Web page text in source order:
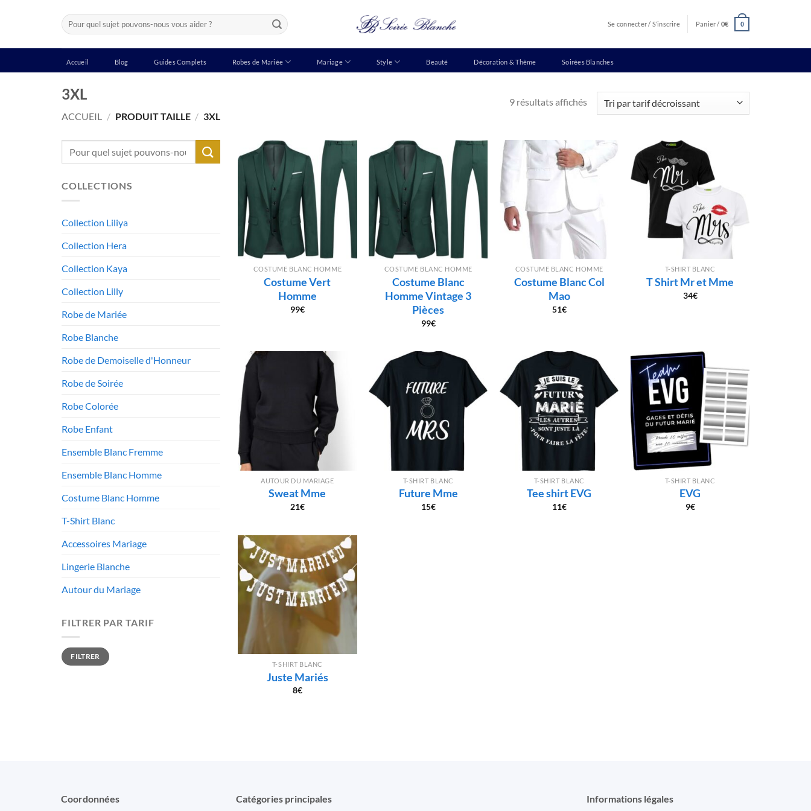
Recherche
pour :
Se connecter / S’inscrire Panier / 0€ 0
Accueil Blog Guides Complets Robes de Mariée Mariage Style Beauté Décoration & Thème Soirées Blanches
3XL
ACCUEIL / PRODUIT TAILLE / 3XL
9 résultats affichésTrié
par
décroissant
COLLECTIONS
Collection Liliya
Collection Hera
Collection Kaya
Collection Lilly
Robe de Mariée
Robe Blanche
Robe de Demoiselle d'Honneur
Robe de Soirée
Robe Colorée
Robe Enfant
Ensemble Blanc Fremme
Ensemble Blanc Homme
Costume Blanc Homme
T-Shirt Blanc
Accessoires Mariage
Lingerie Blanche
Autour du Mariage
FILTRER PAR TARIF
Prix
min
Prix
maxFILTRER
COSTUME BLANC HOMME
Costume Vert
Homme
99€
COSTUME BLANC HOMME
Costume Blanc
Homme Vintage 3
Pièces
99€
COSTUME BLANC HOMME
Costume Blanc Col
Mao
51€
T-SHIRT BLANC
T Shirt Mr et Mme
34€
AUTOUR DU MARIAGE
Sweat Mme
21€
T-SHIRT BLANC
Future Mme
15€
T-SHIRT BLANC
Tee shirt EVG
11€
T-SHIRT BLANC
EVG
9€
T-SHIRT BLANC
Juste Mariés
8€
Coordonnées Catégories principales Informations légales